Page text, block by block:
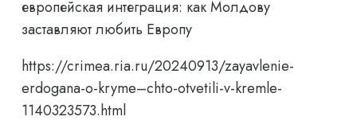
европейская интеграция: как Молдову
заставляют любить Европу
https://crimea.ria.ru/20240913/zayavlenie-
erdogana-o-kryme–chto-otvetili-v-kremle-
1140323573.html